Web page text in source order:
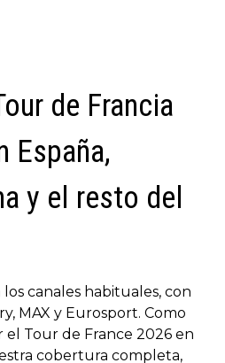
de Francia
España,
y el resto del
canales habituales, con
MAX y Eurosport. Como
el Tour de France 2026 en
cobertura completa,